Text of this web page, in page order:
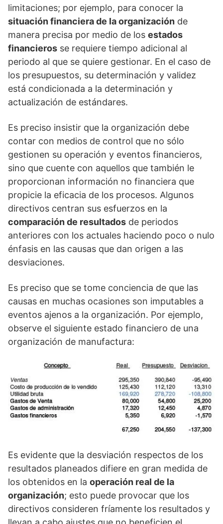
limitaciones; por ejemplo, para conocer la
situación financiera de la organización de
manera precisa por medio de los estados
financieros se requiere tiempo adicional al
periodo al que se quiere gestionar. En el caso de
los presupuestos, su determinación y validez
está condicionada a la determinación y
actualización de estándares.
Es preciso insistir que la organización debe
contar con medios de control que no sólo
gestionen su operación y eventos financieros,
sino que cuente con aquellos que también le
proporcionan información no financiera que
propicie la eficacia de los procesos. Algunos
directivos centran sus esfuerzos en la
comparación de resultados de periodos
anteriores con los actuales haciendo poco o nulo
énfasis en las causas que dan origen a las
desviaciones.
Es preciso que se tome conciencia de que las
causas en muchas ocasiones son imputables a
eventos ajenos a la organización. Por ejemplo,
observe el siguiente estado financiero de una
organización de manufactura:
Es evidente que la desviación respectos de los
resultados planeados difiere en gran medida de
los obtenidos en la operación real de la
organización; esto puede provocar que los
directivos consideren fríamente los resultados y